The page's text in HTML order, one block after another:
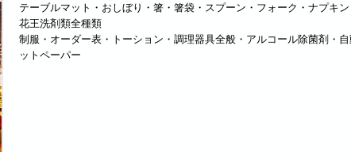
テーブルマット・おしぼり・箸・箸袋・スプーン・フォーク・ナプキ
花王洗剤類全種類
制服・オーダー表・トーション・調理器具全般・アルコール除菌剤・
ットペーパー